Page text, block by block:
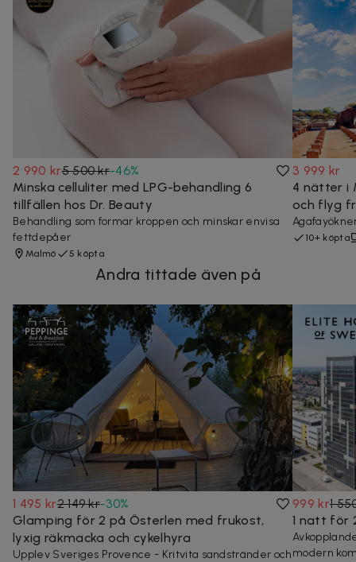
2 990 kr5 500 kr-46%
Minska celluliter med LPG-behandling 6
tillfällen hos Dr. Beauty
Behandling som formar kroppen och minskar envisa
fettdepåer
Malmö 5 köpta
3 999 kr
4 nätter i
och flyg
10+ köpta
Andra tittade även på
1 495 kr2 149 kr-30%
Glamping för 2 på Österlen med frukost,
lyxig räkmacka och cykelhyra
Upplev Sveriges Provence - Kritvita sandstränder och
999 kr1
1 natt för
modern